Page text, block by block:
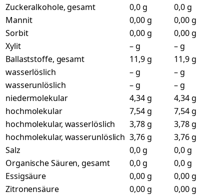
Zuckeralkohole, gesamt
0,0 g
0,0 g
Mannit
0,00 g
0,00 g
Sorbit
0,00 g
0,00 g
Xylit
– g
– g
Ballaststoffe, gesamt
11,9 g
11,9 g
wasserlöslich
– g
– g
wasserunlöslich
– g
– g
niedermolekular
4,34 g
4,34 g
hochmolekular
7,54 g
7,54 g
hochmolekular, wasserlöslich
3,78 g
3,78 g
hochmolekular, wasserunlöslich 3,76 g
3,76 g
Salz
0,0 g
0,0 g
Organische Säuren, gesamt
0,0 g
0,0 g
Essigsäure
0,00 g
0,00 g
Zitronensäure
0,00 g
0,00 g